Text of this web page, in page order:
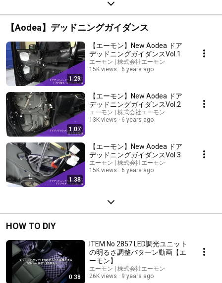
【Aodea】デッドニングガイダンス
1:29
【エーモン】New Aodea ドア
デッドニングガイダンスVol.1
エーモン | 株式会社エーモン
15K views
6 years ago
1:07
【エーモン】New Aodea ドア
デッドニングガイダンスVol.2
エーモン | 株式会社エーモン
13K views
6 years ago
1:38
【エーモン】New Aodea ドア
デッドニングガイダンスVol.3
エーモン | 株式会社エーモン
15K views
6 years ago
HOW TO DIY
0:38
ITEM No 2857 LED調光ユニット
の明るさ調整パターン動画【エ
ーモン】
エーモン | 株式会社エーモン
26K views
9 years ago